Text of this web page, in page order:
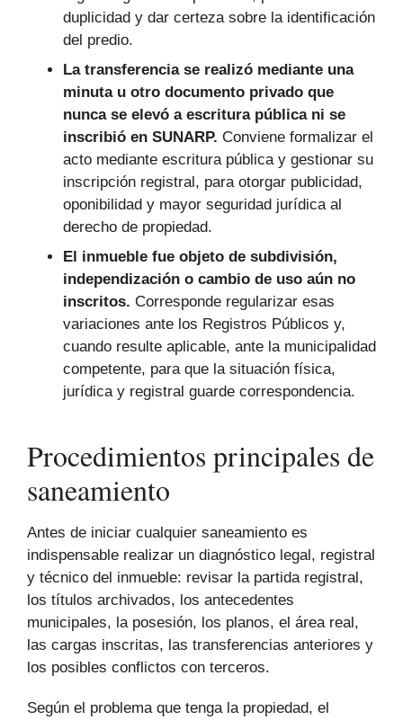
duplicidad y dar certeza sobre la identificación
del predio.
La transferencia se realizó mediante una
minuta u otro documento privado que
nunca se elevó a escritura pública ni se
inscribió en SUNARP. Conviene formalizar el
acto mediante escritura pública y gestionar su
inscripción registral, para otorgar publicidad,
oponibilidad y mayor seguridad jurídica al
derecho de propiedad.
El inmueble fue objeto de subdivisión,
independización o cambio de uso aún no
inscritos. Corresponde regularizar esas
variaciones ante los Registros Públicos y,
cuando resulte aplicable, ante la municipalidad
competente, para que la situación física,
jurídica y registral guarde correspondencia.
Procedimientos principales de
saneamiento
Antes de iniciar cualquier saneamiento es
indispensable realizar un diagnóstico legal, registral
y técnico del inmueble: revisar la partida registral,
los títulos archivados, los antecedentes
municipales, la posesión, los planos, el área real,
las cargas inscritas, las transferencias anteriores y
los posibles conflictos con terceros.
Según el problema que tenga la propiedad, el